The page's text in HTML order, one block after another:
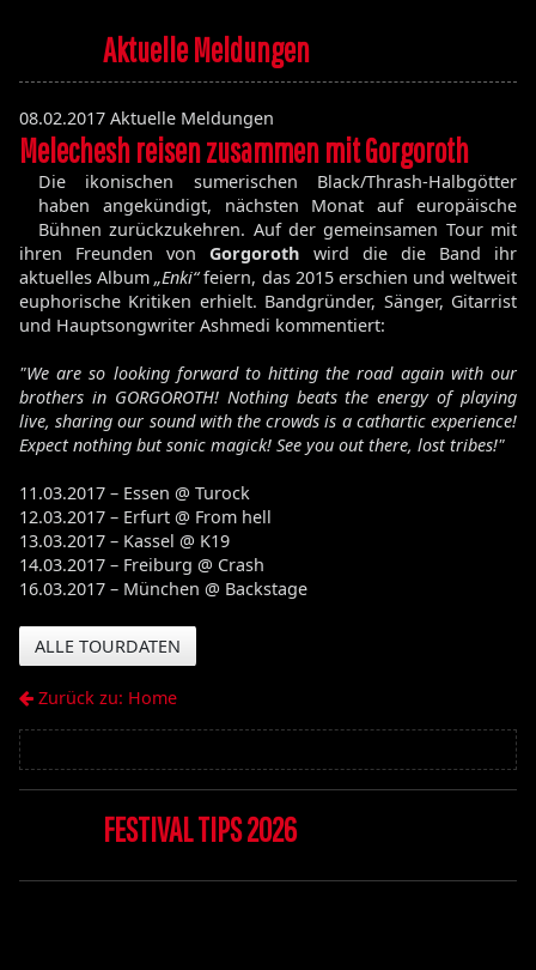
Aktuelle Meldungen
08.02.2017 Aktuelle Meldungen
Melechesh reisen zusammen mit Gorgoroth
Die ikonischen sumerischen Black/Thrash-Halbgötter
haben angekündigt, nächsten Monat auf europäische
Bühnen zurückzukehren. Auf der gemeinsamen Tour mit
ihren Freunden vonGorgoroth wird die die Band ihr
aktuelles Album„Enki“feiern, das 2015 erschien und weltweit
euphorische Kritiken erhielt. Bandgründer, Sänger, Gitarrist
und Hauptsongwriter Ashmedi kommentiert:
"We are so looking forward to hitting the road again with our
brothers in GORGOROTH! Nothing beats the energy of playing
live, sharing our sound with the crowds is a cathartic experience!
Expect nothing but sonic magick! See you out there, lost tribes!"
11.03.2017 – Essen @ Turock
12.03.2017 – Erfurt @ From hell
13.03.2017 – Kassel @ K19
14.03.2017 – Freiburg @ Crash
16.03.2017 – München @ Backstage
ALLE TOURDATEN
Zurück zu: Home
FESTIVAL TIPS 2026